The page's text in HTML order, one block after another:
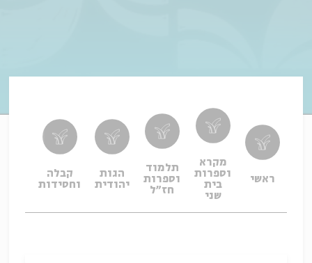
ראשי
מקרא
וספרות
בית
שני
תלמוד
וספרות
חז"ל
הגות
יהודית
קבלה
וחסידות